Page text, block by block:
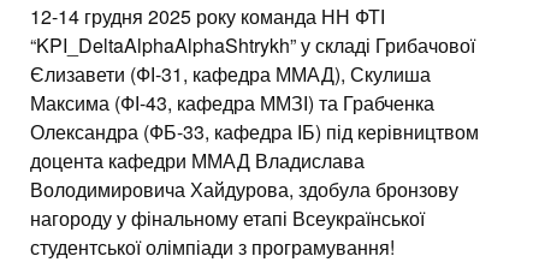
12-14 грудня 2025 року команда НН ФТІ
“KPI_DeltaAlphaAlphaShtrykh” у складі Грибачової
Єлизавети (ФІ-31, кафедра ММАД), Скулиша
Максима (ФІ-43, кафедра ММЗІ) та Грабченка
Олександра (ФБ-33, кафедра ІБ) під керівництвом
доцента кафедри ММАД Владислава
Володимировича Хайдурова, здобула бронзову
нагороду у фінальному етапі Всеукраїнської
студентської олімпіади з програмування!